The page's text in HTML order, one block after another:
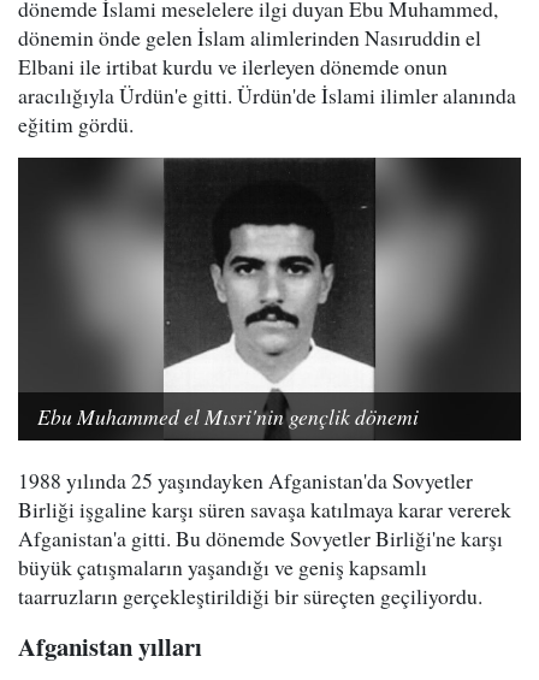
dönemde İslami meselelere ilgi duyan Ebu Muhammed,
dönemin önde gelen İslam alimlerinden Nasıruddin el
Elbani ile irtibat kurdu ve ilerleyen dönemde onun
aracılığıyla Ürdün'e gitti. Ürdün'de İslami ilimler alanında
eğitim gördü.
Ebu Muhammed el Mısri'nin gençlik dönemi
1988 yılında 25 yaşındayken Afganistan'da Sovyetler
Birliği işgaline karşı süren savaşa katılmaya karar vererek
Afganistan'a gitti. Bu dönemde Sovyetler Birliği'ne karşı
büyük çatışmaların yaşandığı ve geniş kapsamlı
taarruzların gerçekleştirildiği bir süreçten geçiliyordu.
Afganistan yılları